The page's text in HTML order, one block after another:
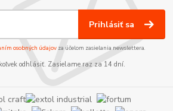
Prihlásiť sa
osobných údajov za účelom zasielania newslettera.
odhlásiť. Zasielame raz za 14 dní.